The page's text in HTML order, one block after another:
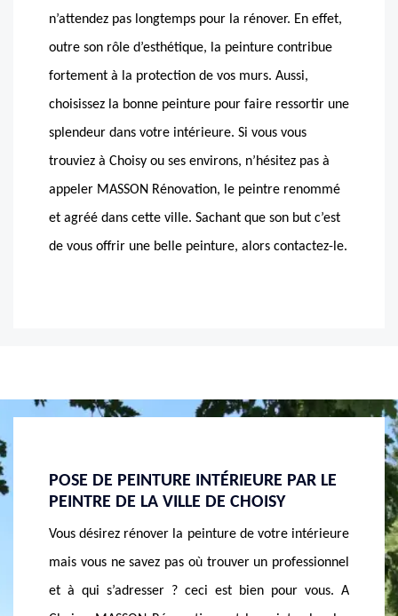
n’attendez pas longtemps pour la rénover. En effet,
outre son rôle d’esthétique, la peinture contribue
fortement à la protection de vos murs. Aussi,
choisissez la bonne peinture pour faire ressortir une
splendeur dans votre intérieure. Si vous vous
trouviez à Choisy ou ses environs, n’hésitez pas à
appeler MASSON Rénovation, le peintre renommé
et agréé dans cette ville. Sachant que son but c’est
de vous offrir une belle peinture, alors contactez-le.
LE
intérieure
vous. A
MASSON RÉNOVATION, LE PEINTRE
PROFESSIONNEL RECONNU DANS TOUT
LE 74330
Mieux vaut peindre l’intérieure de sa maison pour
empêcher toute infiltration d’eau et aussi pour
avoir un bel esthétique. MASSON Rénovation,